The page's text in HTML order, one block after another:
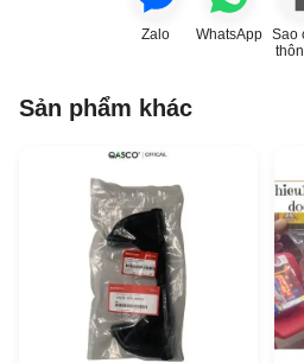
Zalo WhatsApp Sao
Sản phẩm khác